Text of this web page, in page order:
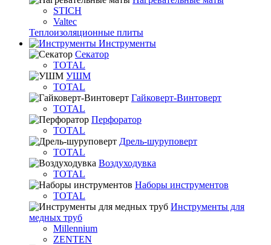
STICH
Valtec
Теплоизоляционные плиты
Инструменты
Секатор
TOTAL
УШМ
TOTAL
Гайковерт-Винтоверт
TOTAL
Перфоратор
TOTAL
Дрель-шуруповерт
TOTAL
Воздуходувка
TOTAL
Наборы инструментов
TOTAL
Инструменты для
медных труб
Millennium
ZENTEN